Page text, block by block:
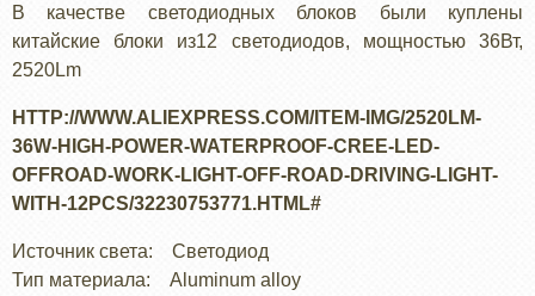
В качестве светодиодных блоков были куплены
китайские блоки из12 светодиодов, мощностью 36Вт,
2520Lm
HTTP://WWW.ALIEXPRESS.COM/ITEM-IMG/2520LM-
36W-HIGH-POWER-WATERPROOF-CREE-LED-
OFFROAD-WORK-LIGHT-OFF-ROAD-DRIVING-LIGHT-
WITH-12PCS/32230753771.HTML#
Источник света: Светодиод
Тип материала: Aluminum alloy